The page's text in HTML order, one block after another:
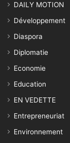
DAILY MOTION
Développement
Diaspora
Diplomatie
Economie
Education
EN VEDETTE
Entrepreneuriat
Environnement